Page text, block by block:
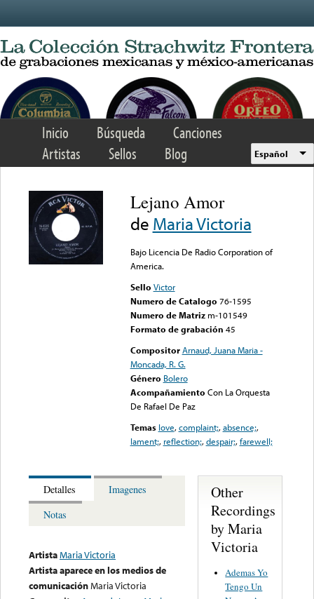
Inicio Búsqueda
Canciones
Artistas
Sellos Blog Español
Lejano Amor
de Maria Victoria
Bajo Licencia De Radio Corporation of
America.
Sello Victor
Numero de Catalogo 76-1595
Numero de Matriz m-101549
Formato de grabación 45
Compositor Arnaud, Juana Maria -
Moncada, R. G.
Género Bolero
Acompañamiento Con La Orquesta
De Rafael De Paz
Temas love,complaint;,absence;,
lament;, reflection;,despair;,farewell;
Detalles
Imagenes
Notas
ArtistaMaria Victoria
Artista aparece en los medios de
comunicaciónMaria Victoria
Other
Recordings
by Maria
Victoria
Ademas Yo
Tengo Un